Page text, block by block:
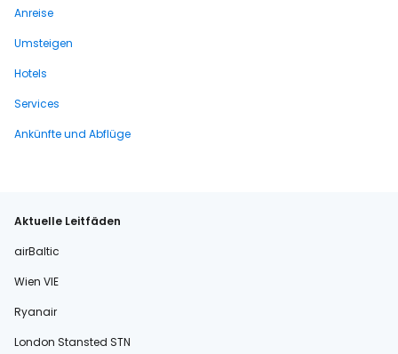
Anreise
Umsteigen
Hotels
Services
Ankünfte und Abflüge
Aktuelle Leitfäden
airBaltic
Wien VIE
Ryanair
London Stansted STN